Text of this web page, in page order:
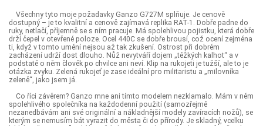
Všechny tyto moje požadavky Ganzo G727M splňuje. Je cenově
dostupný – je to kvalitní a cenově zajímavá replika RAT-1. Dobře padne do
ruky, netlačí, příjemně se s ním pracuje. Má spolehlivou pojistku, která dobře
drží čepel v otevřené poloze. Ocel 440C se dobře brousí, což ocení zejména
ti, když v tomto umění nejsou až tak zkušení. Ostrost při dobrém
zacházení udrží dost dlouho. Nůž nevytváří dojem „těžkých kalhot“ a v
podstatě o něm člověk po chvilce ani neví. Klip na rukojeti je tužší, ale to je
otázka zvyku. Zelená rukojeť je zase ideální pro militaristu a „milovníka
zeleně“, jako jsem já.
Co říci závěrem? Ganzo mne ani tímto modelem nezklamalo. Mám v něm
spolehlivého společníka na každodenní použití (samozřejmě
nezanedbávám ani své originální a nákladnější modely zavíracích nožů), se
kterým se nemusím bát vyrazit do města či do přírody. Je skladný, vcelku